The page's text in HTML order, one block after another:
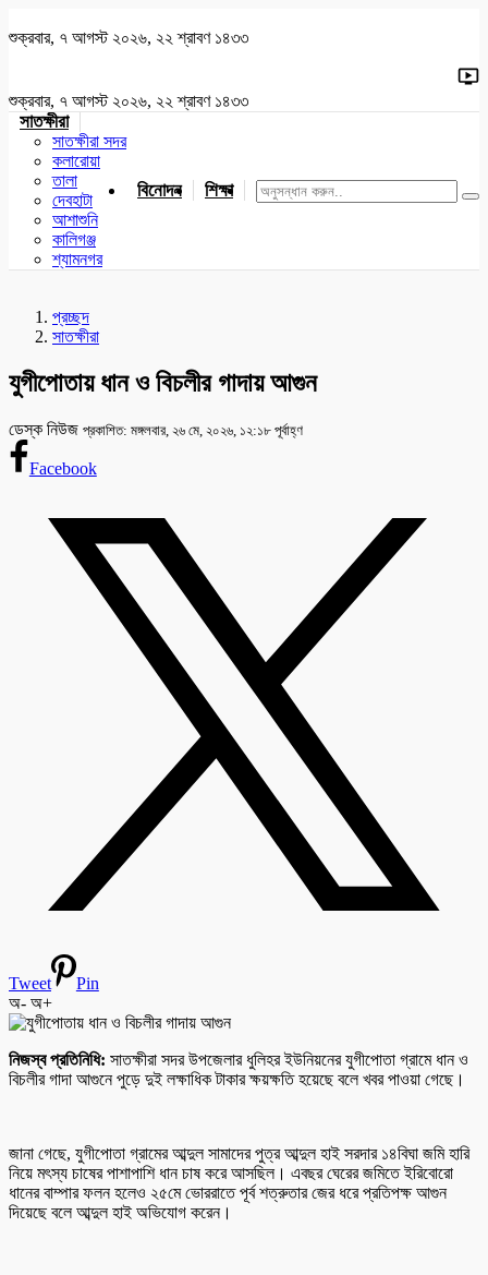
শুক্রবার, ৭ আগস্ট ২০২৬, ২২ শ্রাবণ ১৪৩৩
শুক্রবার, ৭ আগস্ট ২০২৬, ২২ শ্রাবণ ১৪৩৩
সাতক্ষীরা
সাতক্ষীরা সদর
কলারোয়া
তালা
দেবহাটা
আশাশুনি
কালিগঞ্জ
শ্যামনগর
বিনোদন শিক্ষা খেলাধুলা জাতীয় যশোর
প্রচ্ছদ
সাতক্ষীরা
যুগীপোতায় ধান ও বিচলীর গাদায় আগুন
ডেস্ক নিউজ প্রকাশিত: মঙ্গলবার, ২৬ মে, ২০২৬, ১২:১৮ পূর্বাহ্ণ
Facebook
Tweet
Pin
অ- অ+
নিজস্ব প্রতিনিধি: সাতক্ষীরা সদর উপজেলার ধুলিহর ইউনিয়নের যুগীপোতা গ্রামে ধান ও
বিচলীর গাদা আগুনে পুড়ে দুই লক্ষাধিক টাকার ক্ষয়ক্ষতি হয়েছে বলে খবর পাওয়া গেছে।
জানা গেছে, যুগীপোতা গ্রামের আব্দুল সামাদের পুত্র আব্দুল হাই সরদার ১৪বিঘা জমি হারি
নিয়ে মৎস্য চাষের পাশাপাশি ধান চাষ করে আসছিল। এবছর ঘেরের জমিতে ইরিবোরো
ধানের বাম্পার ফলন হলেও ২৫মে ভোররাতে পূর্ব শত্রুতার জের ধরে প্রতিপক্ষ আগুন
দিয়েছে বলে আব্দুল হাই অভিযোগ করেন।